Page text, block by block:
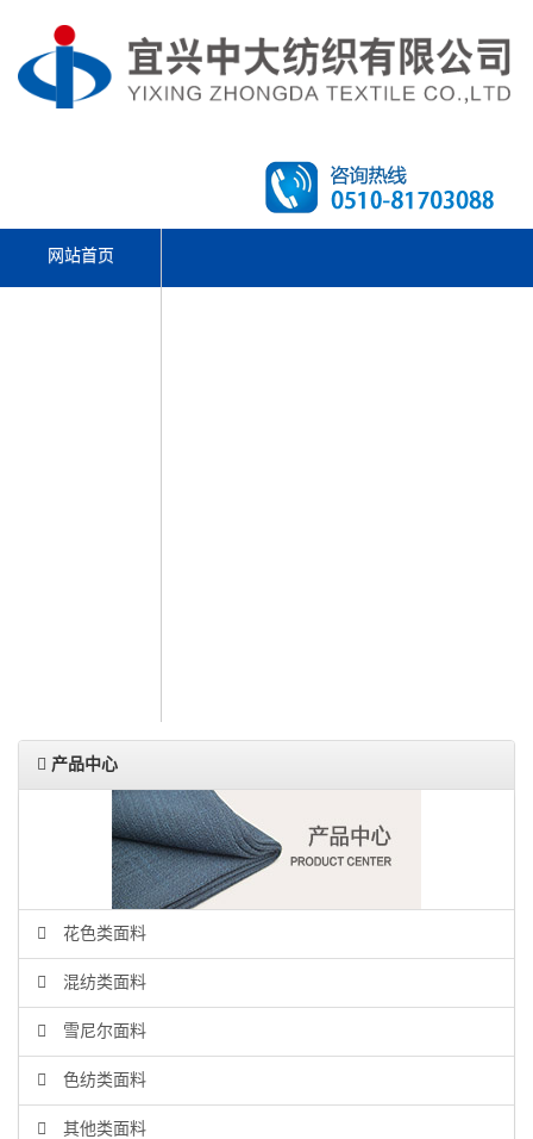
网站首页
产品中心
花色类面料
混纺类面料
雪尼尔面料
色纺类面料
其他类面料